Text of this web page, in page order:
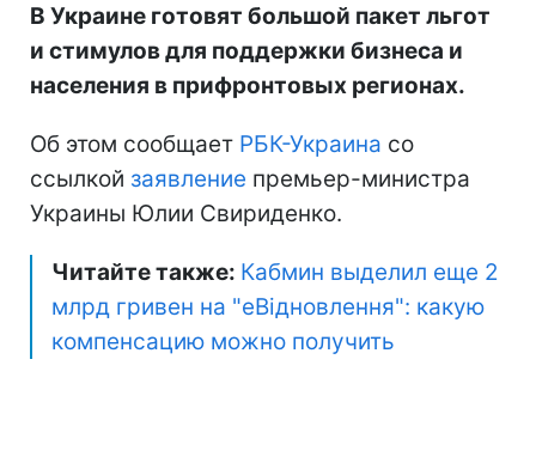
В Украине готовят большой пакет льгот
и стимулов для поддержки бизнеса и
населения в прифронтовых регионах.
Об этом сообщает РБК-Украина со
ссылкой заявление премьер-министра
Украины Юлии Свириденко.
Читайте также: Кабмин выделил еще 2
млрд гривен на "еВідновлення": какую
компенсацию можно получить